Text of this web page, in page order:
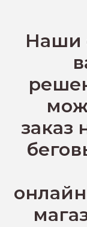
Наши
заказ